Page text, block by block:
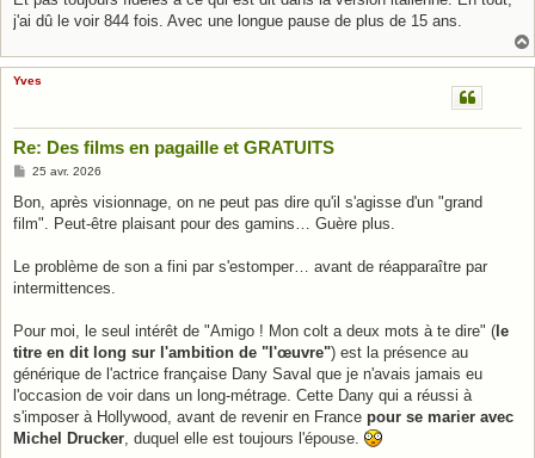
j'ai dû le voir 844 fois. Avec une longue pause de plus de 15 ans.
Yves
Re: Des films en pagaille et GRATUITS
M
s
a
25 avr. 2026
Bon, après visionnage, on ne peut pas dire qu'il s'agisse d'un "grand
film". Peut-être plaisant pour des gamins… Guère plus.
Le problème de son a fini par s'estomper… avant de réapparaître par
intermittences.
Pour moi, le seul intérêt de "Amigo ! Mon colt a deux mots à te dire" ( le
titre en dit long sur l'ambition de "l'œuvre") est la présence au
générique de l'actrice française Dany Saval que je n'avais jamais eu
l'occasion de voir dans un long-métrage. Cette Dany qui a réussi à
s'imposer à Hollywood, avant de revenir en France pour se marier avec
Michel Drucker , duquel elle est toujours l'épouse.